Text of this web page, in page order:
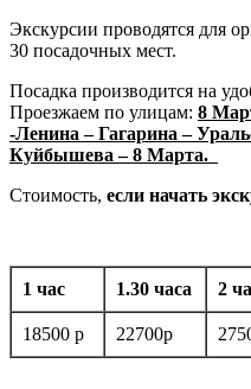
Экскурсии проводятся для
30 посадочных мест.
Посадка производится на
Проезжаем по улицам: 8
-Ленина – Гагарина –
Куйбышева – 8 Марта.
Стоимость, если начать
1 час 1.30 часа 2
18500 р 22700р